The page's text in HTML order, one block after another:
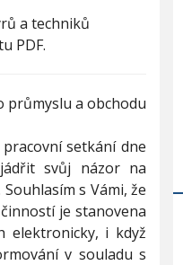
a techniků
PDF.
průmyslu a obchodu
setkání dne
svůj názor na
s Vámi, že
je stanovena
elektronicky, i když
v souladu s